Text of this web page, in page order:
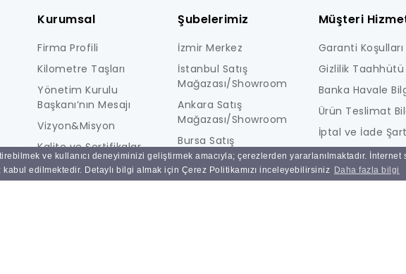
ve kullanıcı deneyiminizi geliştirmek amacıyla; çerezlerden yararlanılmaktadır.
edilmektedir. Detaylı bilgi almak için Çerez Politikamızı inceleyebilirsiniz Daha fazla bilgi
Kurumsal
Firma Profili
Kilometre Taşları
Yönetim Kurulu
Başkanı’nın Mesajı
Vizyon&Misyon
Kalite ve Sertifikalar
Foto Galeri
Şubelerimiz
İzmir Merkez
İstanbul Satış
Mağazası/Showroom
Ankara Satış
Mağazası/Showroom
Bursa Satış
Mağazası/Showroom
Ulucak Depo & Teknik
Müşteri
Garanti Koşulları
Gizlilik Taahhütü
Banka Havale
Ürün Teslimat
İptal ve İade
KİŞİSEL VERİLERE
AYDINLATMA